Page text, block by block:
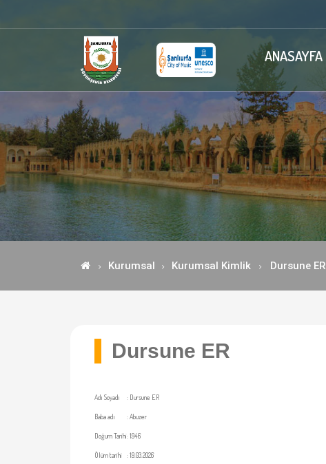
ANASAYFA
Kurumsal Kurumsal Kimlik Dursune ER
Dursune ER
Adı Soyadı : Dursune ER
Baba adı :Abuzer
Doğum Tarihi:1946
Ölüm tarihi :19.03.2026